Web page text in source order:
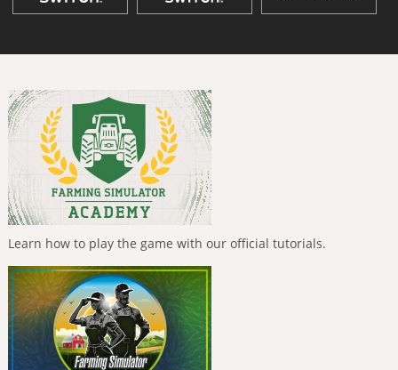
Learn how to play the game with our official tutorials.